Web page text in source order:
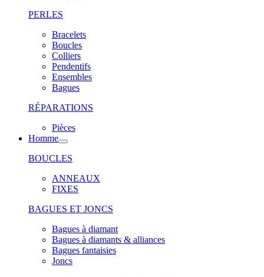
PERLES
Bracelets
Boucles
Colliers
Pendentifs
Ensembles
Bagues
RÉPARATIONS
Pièces
Homme
BOUCLES
ANNEAUX
FIXES
BAGUES ET JONCS
Bagues à diamant
Bagues à diamants & alliances
Bagues fantaisies
Joncs